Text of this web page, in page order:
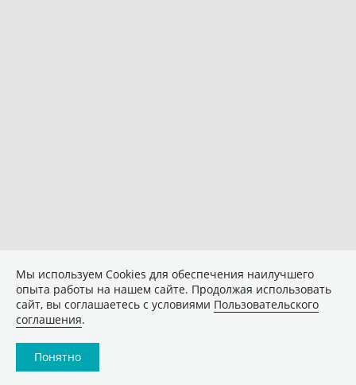
Мы используем Сookies для обеспечения наилучшего
опыта работы на нашем сайте. Продолжая использовать
сайт, вы соглашаетесь с условиями Пользовательского
соглашения.
Понятно